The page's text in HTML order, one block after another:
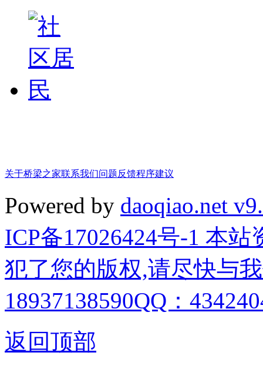
关于桥梁之家联系我们问题反馈程序建议
Powered by daoqiao.net
ICP备17026424号-1 本
犯了您的版权,请尽快与
18937138590QQ：
返回顶部